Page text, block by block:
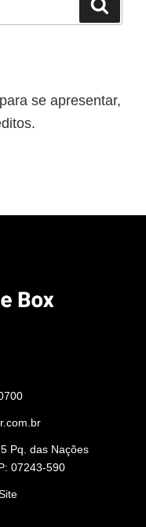
se apresentar,
Pq. das Nações
07243-590